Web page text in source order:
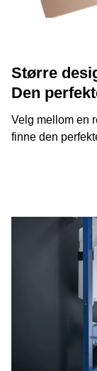
Større
Den
Velg mellom en
finne den